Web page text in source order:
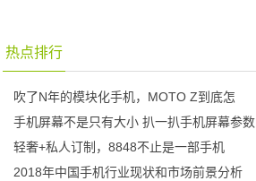
热点排行
吹了N年的模块化手机，MOTO Z到底怎
手机屏幕不是只有大小 扒一扒手机屏幕参数
轻奢+私人订制，8848不止是一部手机
2018年中国手机行业现状和市场前景分析